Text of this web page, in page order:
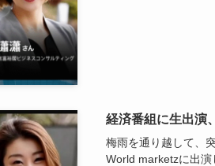
経済番組に生出演
梅雨を通り越して、
World marketzに出